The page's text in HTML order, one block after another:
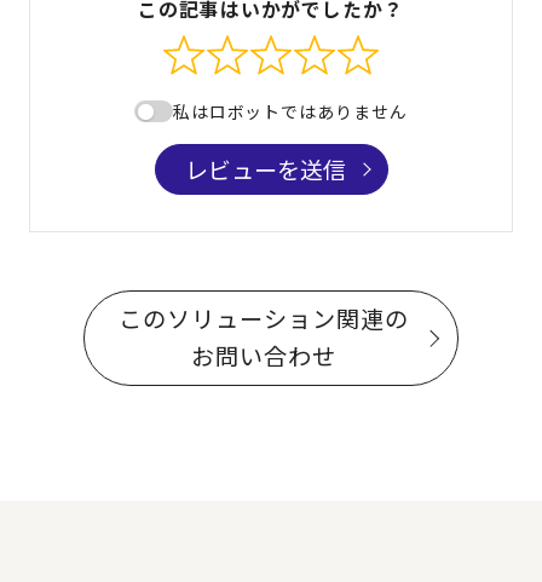
この記事はいかがでしたか？
私はロボットではありません
レビューを送信
このソリューション関連の
お問い合わせ